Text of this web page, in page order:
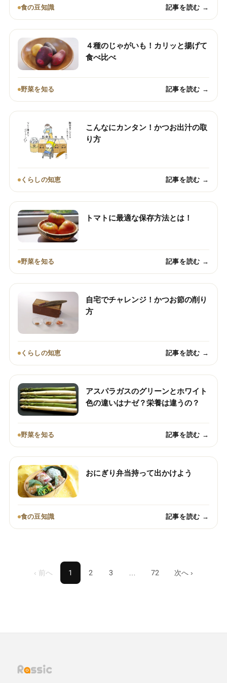
食の豆知識 記事を読む →
４種のじゃがいも！カリッと揚げて
食べ比べ
野菜を知る 記事を読む →
こんなにカンタン！かつお出汁の取
り方
くらしの知恵 記事を読む →
トマトに最適な保存方法とは！
野菜を知る 記事を読む →
自宅でチャレンジ！かつお節の削り
方
くらしの知恵 記事を読む →
アスパラガスのグリーンとホワイト
色の違いはナゼ？栄養は違うの？
野菜を知る 記事を読む →
おにぎり弁当持って出かけよう
食の豆知識 記事を読む →
‹ 前へ 1 2 3 72 次へ ›